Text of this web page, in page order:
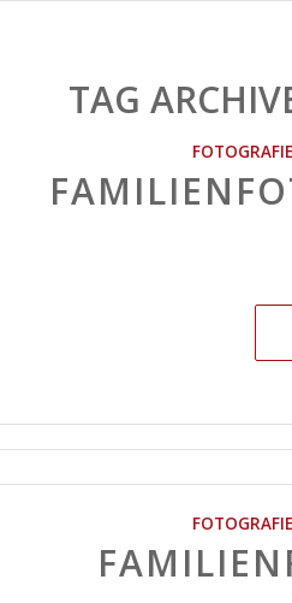
TAG
FOTOGRAFIE
FOTOGRAFIE